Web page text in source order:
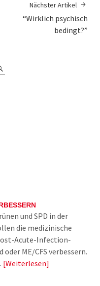
Nächster Artikel
“Wirklich psychisch
bedingt?”
und SPD in der
die medizinische
Acute-Infection-
oder ME/CFS verbessern.
Weiterlesen